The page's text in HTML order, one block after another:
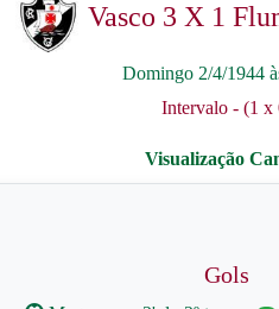
Vasco 3 X 1
Domingo 2/4/1944
Intervalo - (1 x
Gols